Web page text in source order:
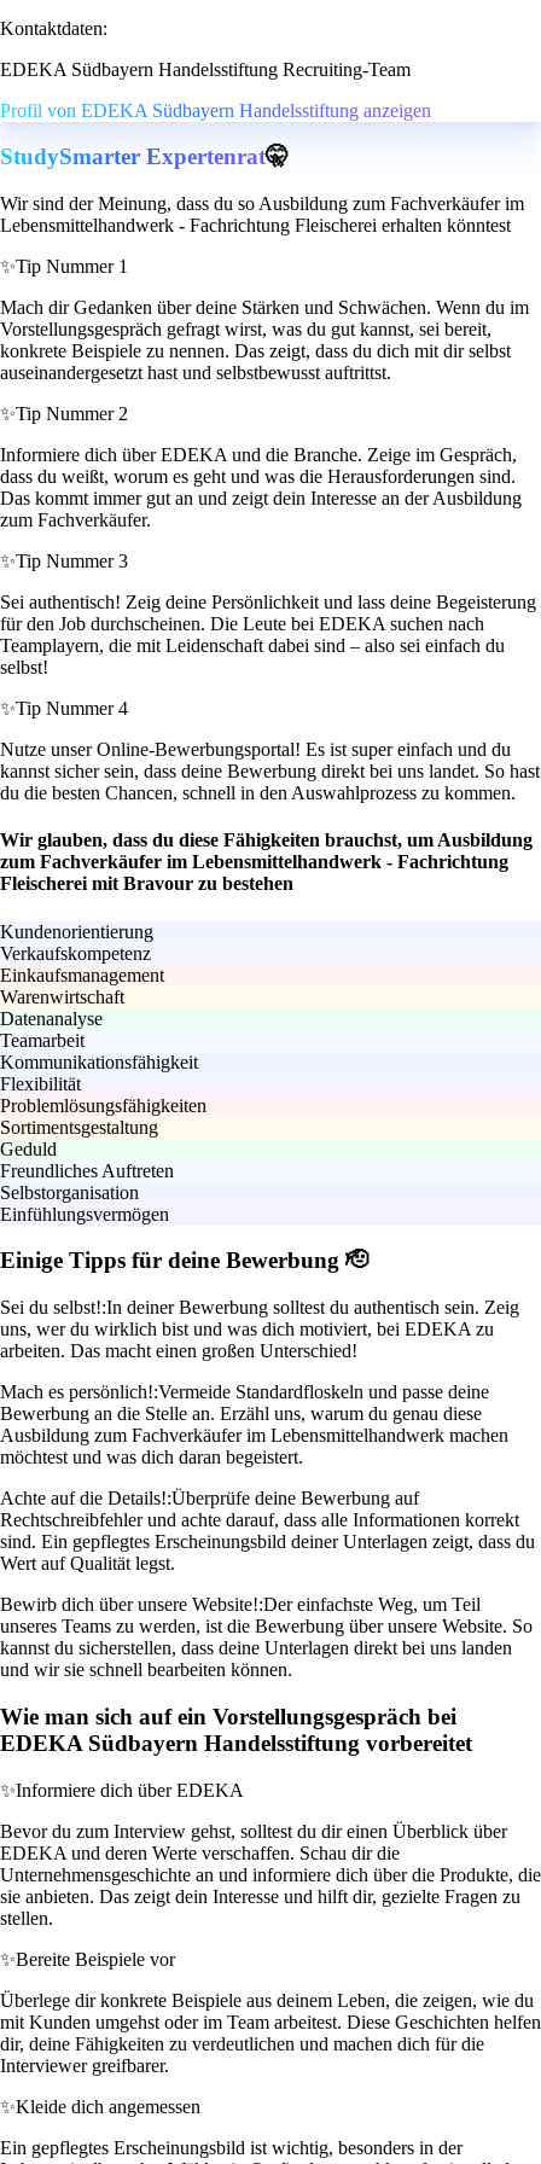
Kontaktdaten:
EDEKA Südbayern Handelsstiftung Recruiting-Team
Profil von EDEKA Südbayern Handelsstiftung anzeigen
StudySmarter Expertenrat🤫
Wir sind der Meinung, dass du so Ausbildung zum Fachverkäufer im
Lebensmittelhandwerk - Fachrichtung Fleischerei erhalten könntest
✨Tip Nummer 1
Mach dir Gedanken über deine Stärken und Schwächen. Wenn du im
Vorstellungsgespräch gefragt wirst, was du gut kannst, sei bereit,
konkrete Beispiele zu nennen. Das zeigt, dass du dich mit dir selbst
auseinandergesetzt hast und selbstbewusst auftrittst.
✨Tip Nummer 2
Informiere dich über EDEKA und die Branche. Zeige im Gespräch,
dass du weißt, worum es geht und was die Herausforderungen sind.
Das kommt immer gut an und zeigt dein Interesse an der Ausbildung
zum Fachverkäufer.
✨Tip Nummer 3
Sei authentisch! Zeig deine Persönlichkeit und lass deine Begeisterung
für den Job durchscheinen. Die Leute bei EDEKA suchen nach
Teamplayern, die mit Leidenschaft dabei sind – also sei einfach du
selbst!
✨Tip Nummer 4
Nutze unser Online-Bewerbungsportal! Es ist super einfach und du
kannst sicher sein, dass deine Bewerbung direkt bei uns landet. So hast
du die besten Chancen, schnell in den Auswahlprozess zu kommen.
Wir glauben, dass du diese Fähigkeiten brauchst, um Ausbildung
zum Fachverkäufer im Lebensmittelhandwerk - Fachrichtung
Fleischerei mit Bravour zu bestehen
Kundenorientierung
Verkaufskompetenz
Einkaufsmanagement
Warenwirtschaft
Datenanalyse
Teamarbeit
Kommunikationsfähigkeit
Flexibilität
Problemlösungsfähigkeiten
Sortimentsgestaltung
Geduld
Freundliches Auftreten
Selbstorganisation
Einfühlungsvermögen
Einige Tipps für deine Bewerbung 🫡
Sei du selbst!:In deiner Bewerbung solltest du authentisch sein. Zeig
uns, wer du wirklich bist und was dich motiviert, bei EDEKA zu
arbeiten. Das macht einen großen Unterschied!
Mach es persönlich!:Vermeide Standardfloskeln und passe deine
Bewerbung an die Stelle an. Erzähl uns, warum du genau diese
Ausbildung zum Fachverkäufer im Lebensmittelhandwerk machen
möchtest und was dich daran begeistert.
Achte auf die Details!:Überprüfe deine Bewerbung auf
Rechtschreibfehler und achte darauf, dass alle Informationen korrekt
sind. Ein gepflegtes Erscheinungsbild deiner Unterlagen zeigt, dass du
Wert auf Qualität legst.
Bewirb dich über unsere Website!:Der einfachste Weg, um Teil
unseres Teams zu werden, ist die Bewerbung über unsere Website. So
kannst du sicherstellen, dass deine Unterlagen direkt bei uns landen
und wir sie schnell bearbeiten können.
Wie man sich auf ein Vorstellungsgespräch bei
EDEKA Südbayern Handelsstiftung vorbereitet
✨Informiere dich über EDEKA
Bevor du zum Interview gehst, solltest du dir einen Überblick über
EDEKA und deren Werte verschaffen. Schau dir die
Unternehmensgeschichte an und informiere dich über die Produkte, die
sie anbieten. Das zeigt dein Interesse und hilft dir, gezielte Fragen zu
stellen.
✨Bereite Beispiele vor
Überlege dir konkrete Beispiele aus deinem Leben, die zeigen, wie du
mit Kunden umgehst oder im Team arbeitest. Diese Geschichten helfen
dir, deine Fähigkeiten zu verdeutlichen und machen dich für die
Interviewer greifbarer.
✨Kleide dich angemessen
Ein gepflegtes Erscheinungsbild ist wichtig, besonders in der